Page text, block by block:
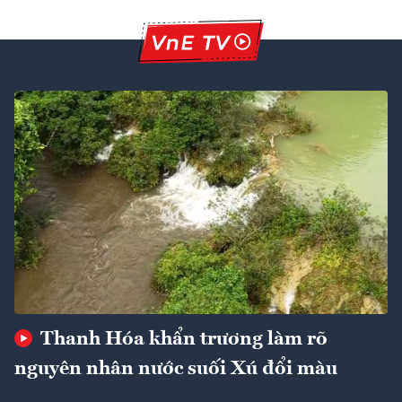
Thanh Hóa khẩn trương làm rõ
nguyên nhân nước suối Xú đổi màu